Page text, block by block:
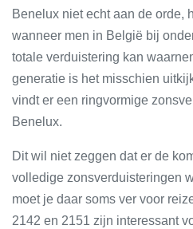
Benelux niet echt aan de orde,
wanneer men in België bij
totale verduistering kan
generatie is het misschien
vindt er een ringvormige
Benelux.
Dit wil niet zeggen dat er de
volledige zonsverduisteringen
moet je daar soms ver voor
2142 en 2151 zijn interessant